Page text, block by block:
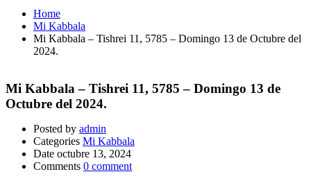
Home
Mi Kabbala
Mi Kabbala – Tishrei 11, 5785 – Domingo 13 de Octubre del
2024.
Mi Kabbala – Tishrei 11, 5785 – Domingo 13 de
Octubre del 2024.
Posted by admin
Categories Mi Kabbala
Date octubre 13, 2024
Comments 0 comment